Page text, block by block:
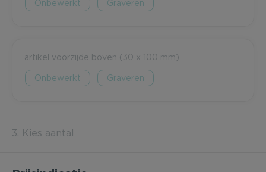
Onbewerkt Graveren
artikel voorzijde boven (30 x 100 mm)
Onbewerkt Graveren
3. Kies aantal